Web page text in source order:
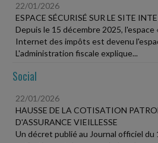
22/01/2026
ESPACE SÉCURISÉ SUR LE SITE
Depuis le 15 décembre 2025, l'espace
Internet des impôts est devenu
L'administration fiscale explique...
Social
22/01/2026
HAUSSE DE LA COTISATION
D'ASSURANCE VIEILLESSE
Un décret publié au Journal officiel